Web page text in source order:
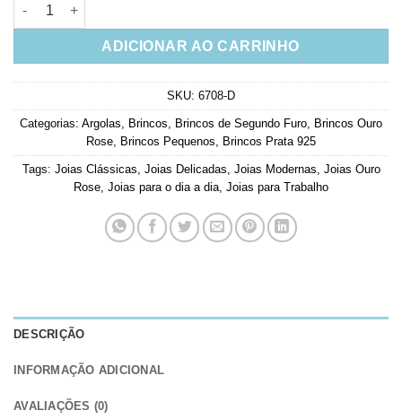
ADICIONAR AO CARRINHO
SKU: 6708-D
Categorias: Argolas, Brincos, Brincos de Segundo Furo, Brincos Ouro
Rose, Brincos Pequenos, Brincos Prata 925
Tags: Joias Clássicas, Joias Delicadas, Joias Modernas, Joias Ouro
Rose, Joias para o dia a dia, Joias para Trabalho
DESCRIÇÃO
INFORMAÇÃO ADICIONAL
AVALIAÇÕES (0)